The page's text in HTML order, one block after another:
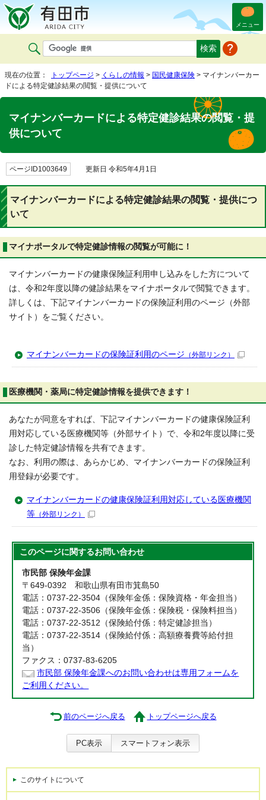
メニュー
現在の位置： トップページ > くらしの情報 > 国民健康保険 > マイナンバーカー
ドによる特定健診結果の閲覧・提供について
マイナンバーカードによる特定健診結果の閲覧・提
供について
ページID1003649 更新日 令和5年4月1日
マイナンバーカードによる特定健診結果の閲覧・提供につ
いて
マイナポータルで特定健診情報の閲覧が可能に！
マイナンバーカードの健康保険証利用申し込みをした方について
は、令和2年度以降の健診結果をマイナポータルで閲覧できます。
詳しくは、下記マイナンバーカードの保険証利用のページ（外部
サイト）をご覧ください。
マイナンバーカードの保険証利用のページ （外部リンク）
医療機関・薬局に特定健診情報を提供できます！
あなたが同意をすれば、下記マイナンバーカードの健康保険証利
用対応している医療機関等（外部サイト）で、令和2年度以降に受
診した特定健診情報を共有できます。
なお、利用の際は、あらかじめ、マイナンバーカードの保険証利
用登録が必要です。
マイナンバーカードの健康保険証利用対応している医療機関
等 （外部リンク）
このページに関するお問い合わせ
市民部 保険年金課
〒649-0392 和歌山県有田市箕島50
電話：0737-22-3504（保険年金係：保険資格・年金担当）
電話：0737-22-3506（保険年金係：保険税・保険料担当）
電話：0737-22-3512（保険給付係：特定健診担当）
電話：0737-22-3514（保険給付係：高額療養費等給付担
当）
ファクス：0737-83-6205
市民部 保険年金課へのお問い合わせは専用フォームを
ご利用ください。
前のページへ戻る トップページへ戻る
PC表示 スマートフォン表示
このサイトについて